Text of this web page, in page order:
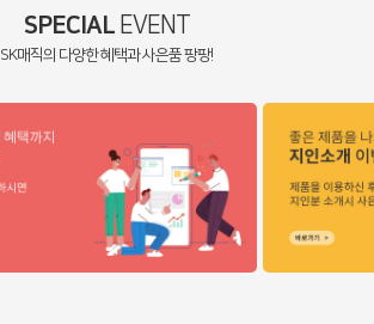
SPECIALEVENT
SK매직의 다양한 혜택과 사은품 팡팡!